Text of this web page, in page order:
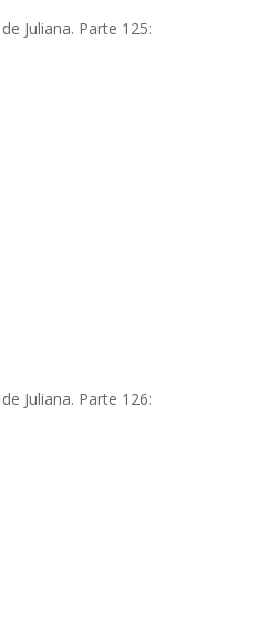
Juliana. Parte 125:
Juliana. Parte 126: